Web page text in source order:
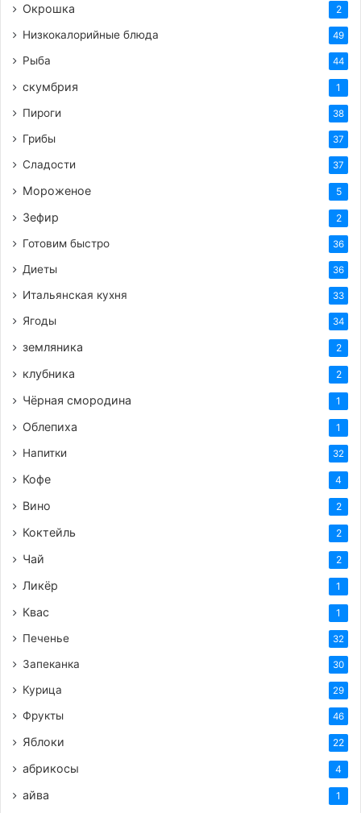
Окрошка 2
Низкокалорийные блюда 49
Рыба 44
скумбрия 1
Пироги 38
Грибы 37
Сладости 37
Мороженое 5
Зефир 2
Готовим быстро 36
Диеты 36
Итальянская кухня 33
Ягоды 34
земляника 2
клубника 2
Чёрная смородина 1
Облепиха 1
Напитки 32
Кофе 4
Вино 2
Коктейль 2
Чай 2
Ликёр 1
Квас 1
Печенье 32
Запеканка 30
Курица 29
Фрукты 46
Яблоки 22
абрикосы 4
айва 1